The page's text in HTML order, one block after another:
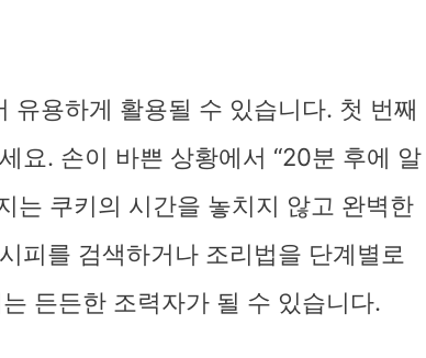
유용하게 활용될 수 있습니다. 첫 번째
요. 손이 바쁜 상황에서 “20분 후에 알
는 쿠키의 시간을 놓치지 않고 완벽한
피를 검색하거나 조리법을 단계별로
든든한 조력자가 될 수 있습니다.